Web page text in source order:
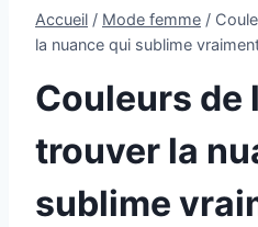
Accueil / Mode femme /
la nuance qui sublime
Couleurs de
trouver la
sublime